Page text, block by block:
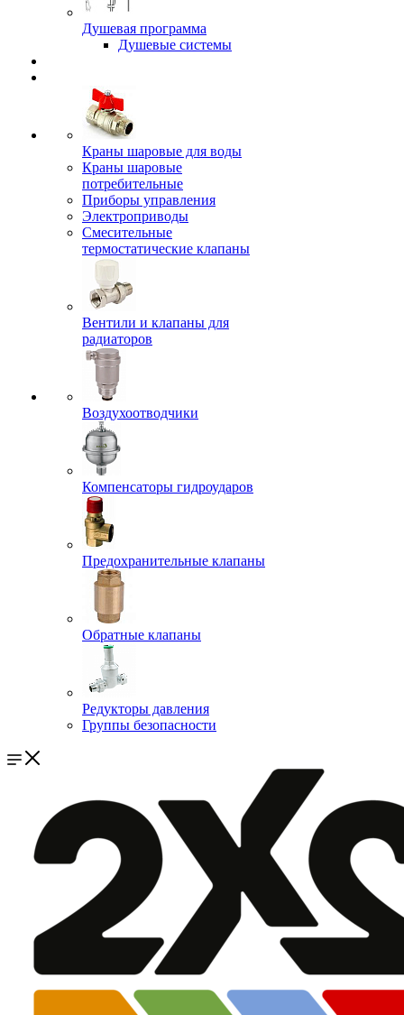
Душевая программа
Душевые системы
Краны шаровые для воды
Краны шаровые
потребительные
Приборы управления
Электроприводы
Смесительные
термостатические клапаны
Вентили и клапаны для
радиаторов
Воздухоотводчики
Компенсаторы гидроударов
Предохранительные клапаны
Обратные клапаны
Редукторы давления
Группы безопасности